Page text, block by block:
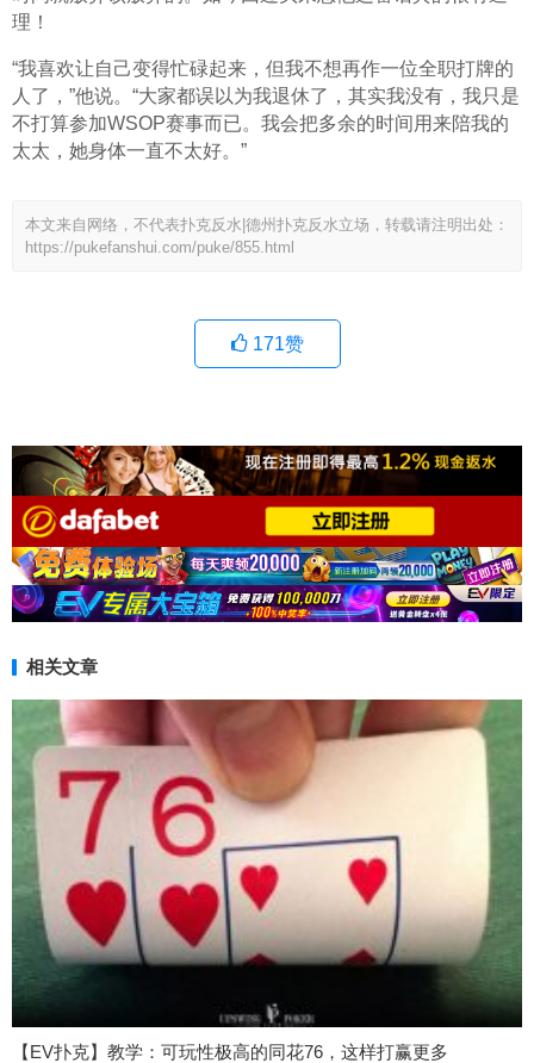
理！
“我喜欢让自己变得忙碌起来，但我不想再作一位全职打牌的
人了，”他说。“大家都误以为我退休了，其实我没有，我只是
不打算参加WSOP赛事而已。我会把多余的时间用来陪我的
太太，她身体一直不太好。”
本文来自网络，不代表扑克反水|德州扑克反水立场，转载请注明出处：
https://pukefanshui.com/puke/855.html
171赞
相关文章
【EV扑克】教学：可玩性极高的同花76，这样打赢更多